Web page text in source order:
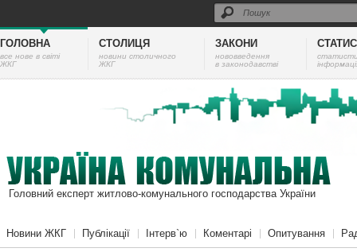
ГОЛОВНА
все нове в світі
ЖКГ
СТОЛИЦЯ
новини столичного
ЖКГ
ЗАКОНИ
нововведення
в законодавстві
Головний експерт житлово-комунального господарства України
Новини ЖКГ Публікації Інтерв`ю Коментарі Опитування